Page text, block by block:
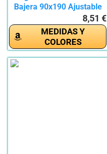
Bajera 90x190 Ajustable
8,51 €
MEDIDAS Y
COLORES